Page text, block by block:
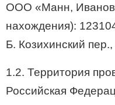
ООО «Манн,
нахождения):
Б. Козихинский
1.2. Территория
Российская